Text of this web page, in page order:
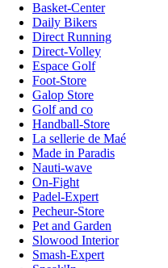
Basket-Center
Daily Bikers
Direct Running
Direct-Volley
Espace Golf
Foot-Store
Galop Store
Golf and co
Handball-Store
La sellerie de Maé
Made in Paradis
Nauti-wave
On-Fight
Padel-Expert
Pecheur-Store
Pet and Garden
Slowood Interior
Smash-Expert